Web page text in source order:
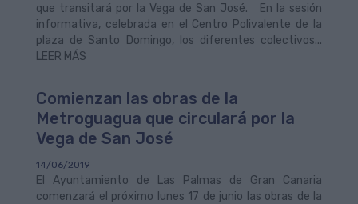
que transitará por la Vega de San José. En la sesión
informativa, celebrada en el Centro Polivalente de la
plaza de Santo Domingo, los diferentes colectivos...
LEER MÁS
Comienzan las obras de la
Metroguagua que circulará por la
Vega de San José
14/06/2019
El Ayuntamiento de Las Palmas de Gran Canaria
comenzará el próximo lunes 17 de junio las obras de la